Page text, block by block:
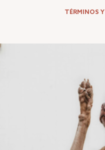
TÉRMINOS